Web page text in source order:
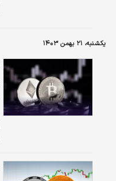
یکشنبه، ۲۱ بهمن ۱۴۰۳